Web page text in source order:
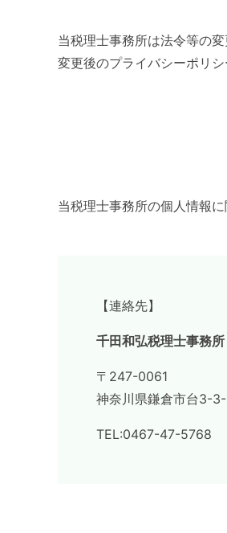
当税理士事務所は法令等の
変更後のプライバシーポリ
当税理士事務所の個人情報
【連絡先】
千田和弘税理士事務所
〒247-0061
神奈川県鎌倉市台3-
TEL:0467-47-5768